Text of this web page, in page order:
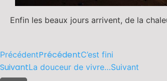
Enfin les beaux jours arrivent, de la
PrécédentPrécédentC’est fini
SuivantLa douceur de vivre…Suivant